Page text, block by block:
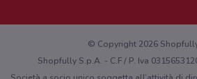
Hai un malfunzionamento sul web o sull'app?
© Copyright 2026
Shopfully S.p.A. - C.F / P. Iva